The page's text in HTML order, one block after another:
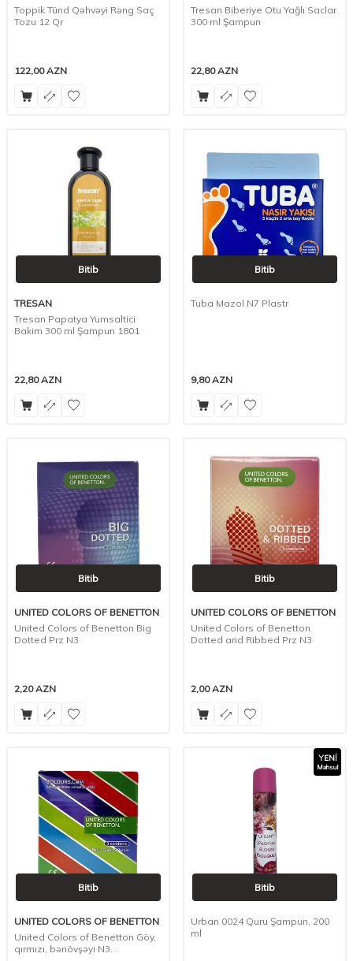
Toppik Tünd Qəhvəyi Rəng Saç
Tozu 12 Qr
122,00AZN
Tresan Biberiye Otu Yağlı Saclar
300 ml Şampun
22,80AZN
Bitib
TRESAN
Tresan Papatya Yumsaltici
Bakim 300 ml Şampun 1801
22,80AZN
Bitib
Tuba Mazol N7 Plastr
9,80AZN
Bitib
UNITED COLORS OF BENETTON
United Colors of Benetton Big
Dotted Prz N3
2,20AZN
Bitib
UNITED COLORS OF BENETTON
United Colors of Benetton
Dotted and Ribbed Prz N3
2,00AZN
Bitib
UNITED COLORS OF BENETTON
United Colors of Benetton Göy,
qırmızı, bənövşəyi N3
YENI
Məhsul
Bitib
Urban 0024 Quru Şampun, 200
ml